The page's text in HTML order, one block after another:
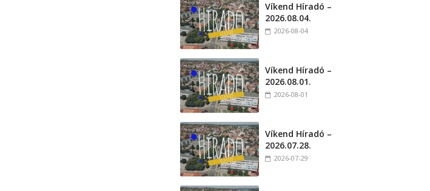
Víkend Híradó –
2026.08.04.
2026-08-04
Víkend Híradó –
2026.08.01.
2026-08-01
Víkend Híradó –
2026.07.28.
2026-07-29